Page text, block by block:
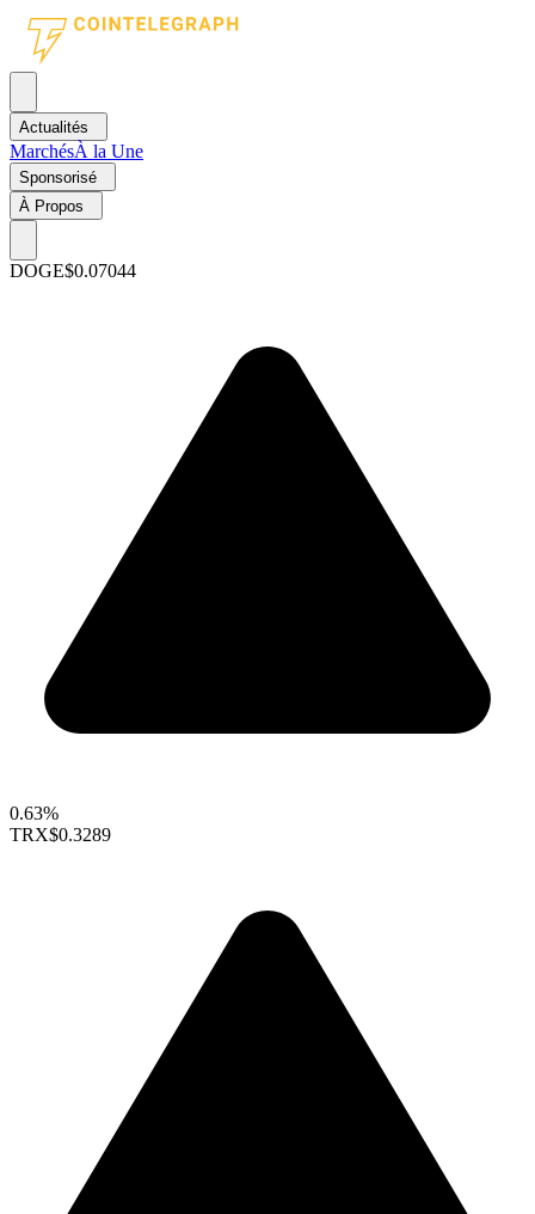
Actualités
MarchésÀ la Une
Sponsorisé
À Propos
DOGE$0.07044
0.63%
TRX$0.3289